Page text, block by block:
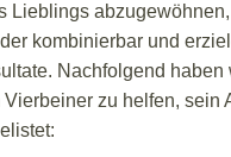
Lieblings
kombinierbar und
Nachfolgend
zu helfen, sein